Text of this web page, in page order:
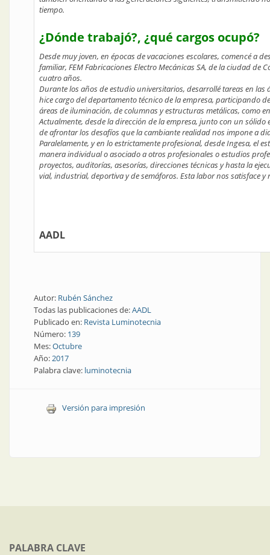
tiempo.
¿Dónde trabajó?, ¿qué cargos ocupó?
Desde muy joven, en épocas de vacaciones escolares, comencé a
familiar, FEM Fabricaciones Electro Mecánicas SA, de la ciudad
cuatro años.
Durante los años de estudio universitarios, desarrollé tareas en
hice cargo del departamento técnico de la empresa, participando
áreas de iluminación, de columnas y estructuras metálicas, como
Actualmente, desde la dirección de la empresa, junto con un
de afrontar los desafíos que la cambiante realidad nos impone a
Paralelamente, y en lo estrictamente profesional, desde Ingesa, el
manera individual o asociado a otros profesionales o estudios
proyectos, auditorías, asesorías, direcciones técnicas y hasta la
vial, industrial, deportiva y de semáforos. Esta labor nos satisface
AADL
Autor: Rubén Sánchez
Todas las publicaciones de:AADL
Publicado en: Revista Luminotecnia
Número: 139
Mes:Octubre
Año:2017
Palabra clave: luminotecnia
Versión para impresión
PALABRA CLAVE